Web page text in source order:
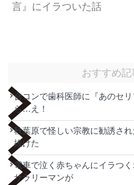
言』にイラついた話
おすすめ記
合コンで歯科医師に『あのセ
ら…え！
秋葉原で怪しい宗教に勧誘さ
抜けた
電車で泣く赤ちゃんにイラつく
サラリーマンが